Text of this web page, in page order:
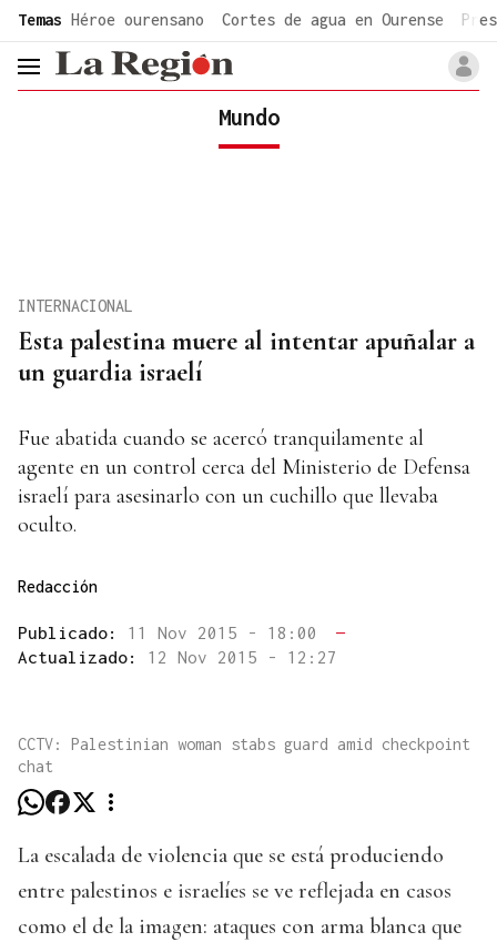
common.go-to-content
Temas Héroe ourensano Cortes de agua en Ourense
header.menu.open
Mundo
Esta palestina muere al intentar apuñalar a
un guardia israelí
INTERNACIONAL
Fue abatida cuando se acercó tranquilamente al
agente en un control cerca del Ministerio de Defensa
israelí para asesinarlo con un cuchillo que llevaba
oculto.
Redacción
Publicado: 11 Nov 2015 - 18:00
—
Actualizado: 12 Nov 2015 - 12:27
CCTV: Palestinian woman stabs guard amid checkpoint
chat
La escalada de violencia que se está produciendo
entre palestinos e israelíes se ve reflejada en casos
como el de la imagen: ataques con arma blanca que